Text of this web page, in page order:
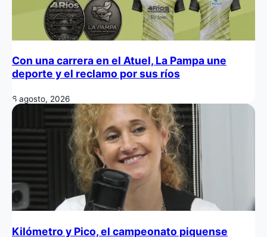
Con una carrera en el Atuel, La Pampa une
deporte y el reclamo por sus ríos
6 agosto, 2026
Kilómetro y Pico, el campeonato piquense